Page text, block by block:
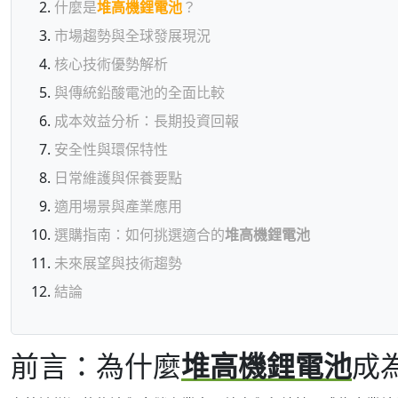
什麼是堆高機鋰電池？
市場趨勢與全球發展現況
核心技術優勢解析
與傳統鉛酸電池的全面比較
成本效益分析：長期投資回報
安全性與環保特性
日常維護與保養要點
適用場景與產業應用
選購指南：如何挑選適合的堆高機鋰電池
未來展望與技術趨勢
結論
前言：為什麼堆高機鋰電池成